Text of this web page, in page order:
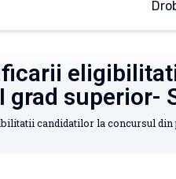
grad
candidatilor la concursul